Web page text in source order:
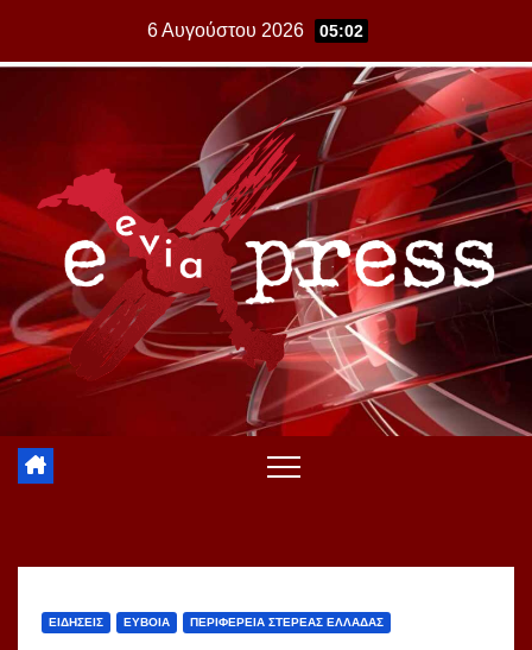
6 Αυγούστου 2026 05:02
ΕΙΔΗΣΕΙΣ ΕΥΒΟΙΑ ΠΕΡΙΦΕΡΕΙΑ ΣΤΕΡΕΑΣ ΕΛΛΑΔΑΣ